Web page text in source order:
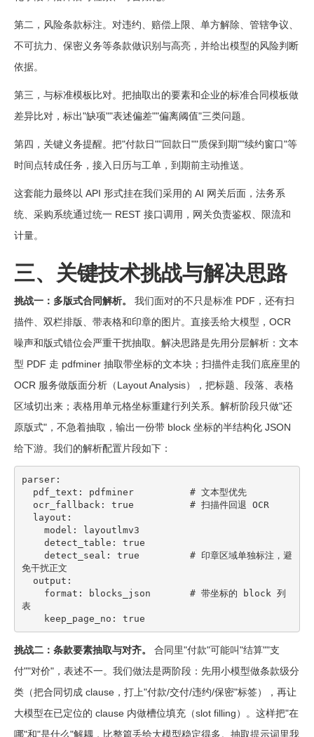
第二，风险条款标注。对违约、赔偿上限、单方解除、管辖争议、
不可抗力、保密义务等条款做识别与高亮，并给出模型的风险判断
依据。
第三，与标准模板比对。把抽取出的要素和企业的标准合同模板做
差异比对，标出"缺项""表述偏差""偏离阈值"三类问题。
第四，关键义务提醒。把"付款日""回款日""质保到期""续约窗口"等
时间点转成任务，接入日历与工单，到期前主动推送。
这套能力最终以 API 形式挂在我们采用的 AI 网关后面，法务系
统、采购系统通过统一 REST 接口调用，网关负责鉴权、限流和
计量。
三、关键技术挑战与解决思路
挑战一：多版式合同解析。
我们面对的不只是标准 PDF，还有扫
描件、双栏排版、带表格和印章的图片。直接丢给大模型，OCR
噪声和版式错位会严重干扰抽取。解决思路是先用分层解析：文本
型 PDF 走 pdfminer 抽取带坐标的文本块；扫描件走我们底座里的
OCR 服务做版面分析（Layout Analysis），把标题、段落、表格
区域切出来；表格用单元格坐标重建行列关系。解析阶段只做"还
原版式"，不急着抽取，输出一份带 block 坐标的半结构化 JSON
给下游。我们的解析配置片段如下：
parser:
免干扰正文
表
keep_page_no: true
挑战二：条款要素抽取与对齐。
合同里"付款"可能叫"结算""支
付""对价"，表述不一。我们做法是两阶段：先用小模型做条款级分
类（把合同切成 clause，打上"付款/交付/违约/保密"标签），再让
大模型在已定位的 clause 内做槽位填充（slot filling）。这样把"在
哪"和"是什么"解耦，比整篇丢给大模型稳定得多。抽取提示词里我